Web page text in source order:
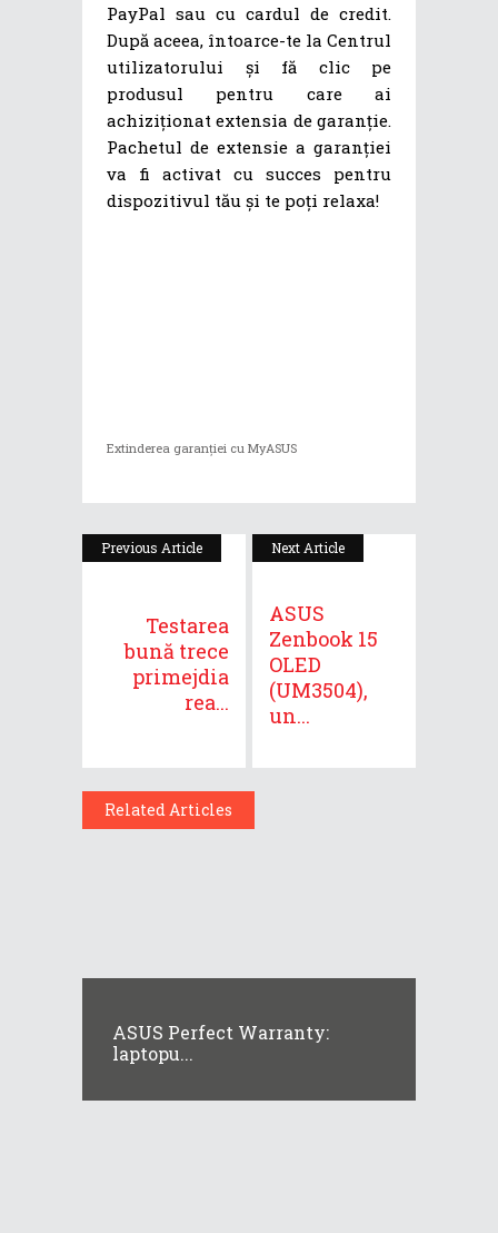
PayPal sau cu cardul de credit.
După aceea, întoarce-te la Centrul
utilizatorului și fă clic pe
produsul pentru care ai
achiziționat extensia de garanție.
Pachetul de extensie a garanției
va fi activat cu succes pentru
dispozitivul tău și te poți relaxa!
Extinderea garanției cu MyASUS
Previous Article
Testarea
bună trece
primejdia
rea...
Next Article
ASUS
Zenbook 15
OLED
(UM3504),
un...
Related Articles
ASUS Perfect Warranty:
laptopu...